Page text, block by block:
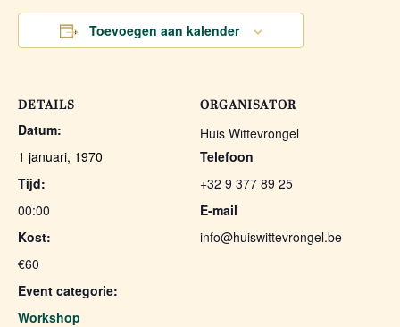
Toevoegen aan kalender
DETAILS
Datum:
1 januari, 1970
Tijd:
00:00
Kost:
€60
Event categorie:
Workshop
ORGANISATOR
Huis Wittevrongel
Telefoon
+32 9 377 89 25
E-mail
info@huiswittevrongel.be